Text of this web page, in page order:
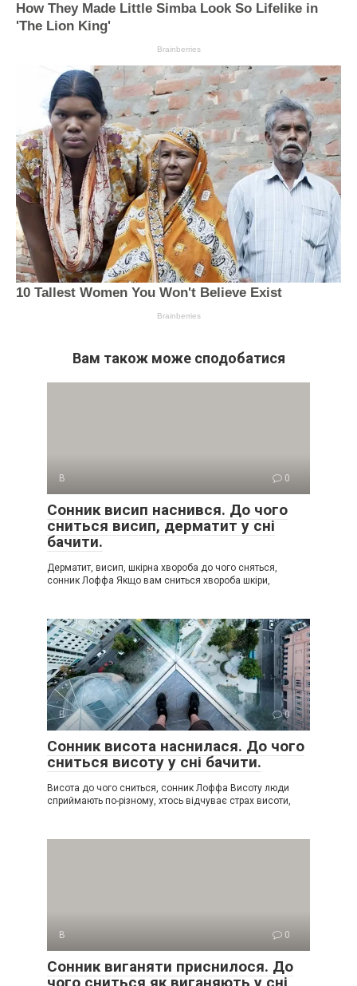
Вам також може сподобатися
В 0
Сонник висип наснився. До чого
сниться висип, дерматит у сні
бачити.
Дерматит, висип, шкірна хвороба до чого сняться,
сонник Лоффа Якщо вам сниться хвороба шкіри,
В 0
Сонник висота наснилася. До чого
сниться висоту у сні бачити.
Висота до чого сниться, сонник Лоффа Висоту люди
сприймають по-різному, хтось відчуває страх висоти,
В 0
Сонник виганяти приснилося. До
чого сниться як виганяють у сні